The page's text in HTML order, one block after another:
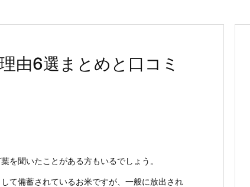
由6選まとめと口コミ
を聞いたことがある方もいるでしょう。
て備蓄されているお米ですが、一般に放出され